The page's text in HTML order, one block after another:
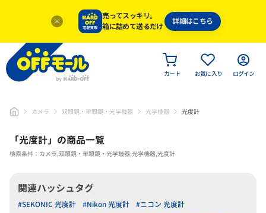
売ってスッキリ。
箱に詰めて送るだけ
詳細はこちら
カート お気に入り ログイン
カメラ 双眼鏡・単眼鏡・光学機器 光学機器 光度計
「光度計」 の商品一覧
検索条件：カメラ,双眼鏡・単眼鏡・光学機器,光学機器,光度計
関連ハッシュタグ
#SEKONIC 光度計 #Nikon 光度計
#ニコン 光度計